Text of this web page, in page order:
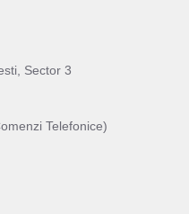
Sector 3
Telefonice)